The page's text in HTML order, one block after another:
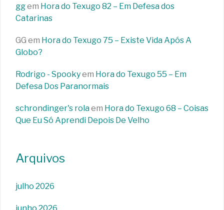
ggem Hora do Texugo 82 – Em Defesa dos
Catarinas
GG em Hora do Texugo 75 – Existe Vida Após A
Globo?
Rodrigo - Spookyem Hora do Texugo 55 – Em
Defesa Dos Paranormais
schrondinger's rolaem Hora do Texugo 68 – Coisas
Que Eu Só Aprendi Depois De Velho
Arquivos
julho 2026